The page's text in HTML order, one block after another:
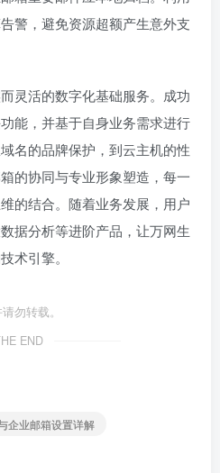
警，避免资源超额产生意外支
灵活的数字化基础服务。成功
能，并基于自身业务需求进行
名的品牌保护，到云主机的性
的协同与专业形象塑造，每一
的结合。随着业务发展，用户
据分析等进阶产品，让万网生
术引擎。
勿转载。
END
企业邮箱设置详解